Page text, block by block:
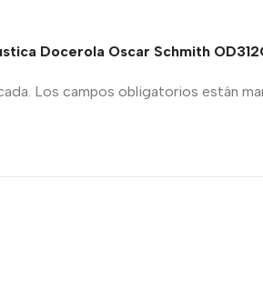
Docerola Oscar Schmith
Los campos obligatorios están